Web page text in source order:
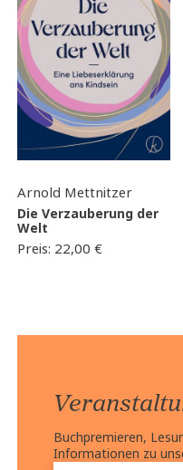
Arnold Mettnitzer
Die Verzauberung der
Welt
Preis: 22,00 €
Buchpremieren,
Informationen zu